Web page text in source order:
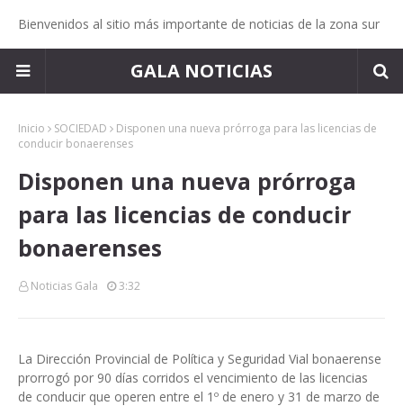
Bienvenidos al sitio más importante de noticias de la zona sur
GALA NOTICIAS
Inicio SOCIEDAD
Disponen una nueva prórroga para las licencias de
conducir bonaerenses
Disponen una nueva prórroga
para las licencias de conducir
bonaerenses
Noticias Gala 3:32
La Dirección Provincial de Política y Seguridad Vial bonaerense
prorrogó por 90 días corridos el vencimiento de las licencias
de conducir que operen entre el 1º de enero y 31 de marzo de